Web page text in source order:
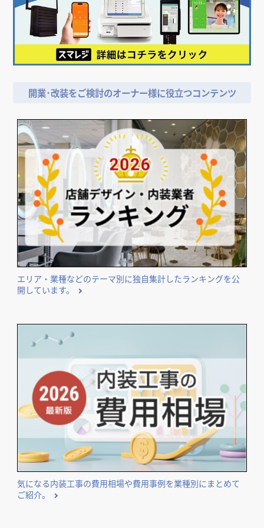
開業･改装をご検討のオーナー様に役立つコンテンツ
エリア・業種などのテーマ別に独自集計したランキングを公
開しています。
気になる内装工事の費用相場や費用事例を業種別にまとめて
ご紹介。